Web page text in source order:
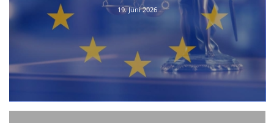
19. Juni 2026